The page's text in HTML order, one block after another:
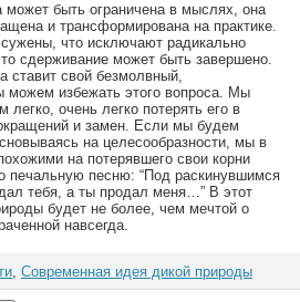
может быть ограничена в мыслях, она
и трансформирована на практике.
что исключают радикально
сдерживание может быть завершено.
ставит свой безмолвный,
можем избежать этого вопроса. Мы
очень легко потерять его в
и замен. Если мы будем
на целесообразности, мы в
на потерявшего свои корни
печальную песню: “Под раскинувшимся
тебя, а ты продал меня…” В этот
будет не более, чем мечтой о
навсегда.
, Современная идея дикой природы